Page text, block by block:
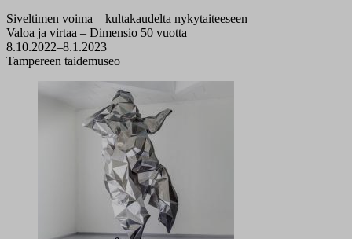
Siveltimen voima – kultakaudelta nykytaiteeseen
Valoa ja virtaa – Dimensio 50 vuotta
8.10.2022–8.1.2023
Tampereen taidemuseo